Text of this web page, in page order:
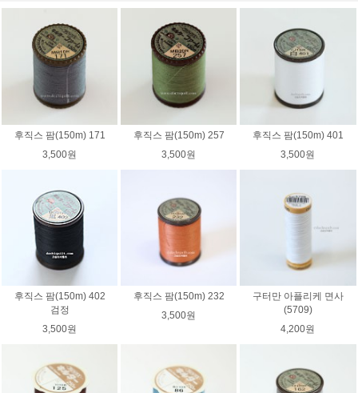
후직스 팜(150m) 171
3,500원
후직스 팜(150m) 257
3,500원
후직스 팜(150m) 401
3,500원
후직스 팜(150m) 402
검정
3,500원
후직스 팜(150m) 232
3,500원
구터만 아플리케 면사
(5709)
4,200원